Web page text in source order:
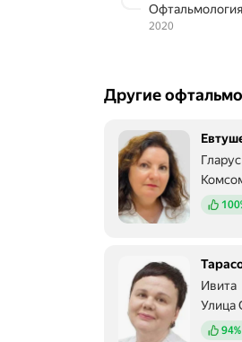
Офтальмология
2020
Другие
Гларус
Ивита
Улица
94%